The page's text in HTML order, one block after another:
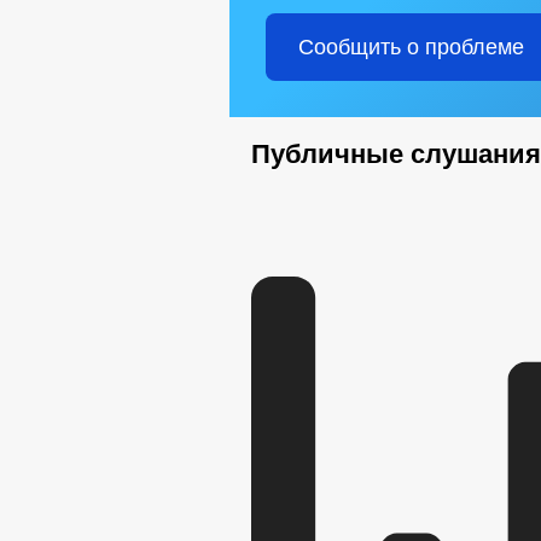
Сообщить о проблеме
Публичные слушания